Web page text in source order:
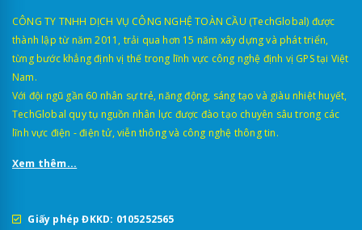
CÔNG TY TNHH DỊCH VỤ CÔNG NGHỆ TOÀN CẦU (TechGlobal) được
thành lập từ năm 2011, trải qua hơn 15 năm xây dựng và phát triển,
từng bước khẳng định vị thế trong lĩnh vực công nghệ định vị GPS tại Việt
Nam.
Với đội ngũ gần 60 nhân sự trẻ, năng động, sáng tạo và giàu nhiệt huyết,
TechGlobal quy tụ nguồn nhân lực được đào tạo chuyên sâu trong các
lĩnh vực điện - điện tử, viễn thông và công nghệ thông tin.
Xem thêm...
Giấy phép ĐKKD: 0105252565